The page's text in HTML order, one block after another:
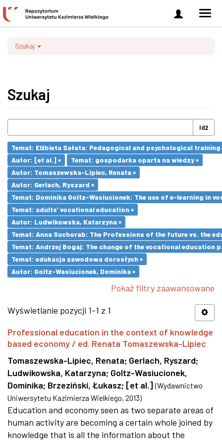
Zaloguj
się
Szukaj
Szukaj
Idź
Temat: Elżbieta Sałata: Pedagogical and psychological
Autor: [et al.] ×
Temat: gospodarka oparta na wiedzy ×
Autor: Tomaszewska-Lipiec, Renata ×
Autor: Gerlach, Ryszard ×
Temat: Dominika Goltz-Wasiucionek: The use of e-learning in
Temat: adults’ vocational education ×
Autor: Ludwikowska, Katarzyna ×
Temat: Anna Suchorab: The Professions of the future vs. the
Temat: Andrzej Bogaj: The change of the vocational education
Temat: edukacja zawodowa dorosłych ×
Autor: Goltz-Wasiucionek, Dominika ×
Pokaż filtry zaawansowane
Wyświetlanie pozycji 1-1 z 1
Professional education in the context of knowledge
based economy / ed. Renata Tomaszewska-Lipiec
Tomaszewska-Lipiec, Renata; Gerlach, Ryszard;
Ludwikowska, Katarzyna; Goltz-Wasiucionek,
Dominika; Brzeziński, Łukasz; [et al.] (Wydawnictwo
Uniwersytetu Kazimierza Wielkiego, 2013)
Education and economy seen as two separate areas of
human activity are becoming a certain whole joined by
knowledge that is all the information about the